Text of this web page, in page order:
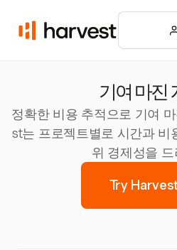
기여 마진
정확한 비용 추적으로 기여
st는 프로젝트별로 시간과 비
위 경제성을 드
Try